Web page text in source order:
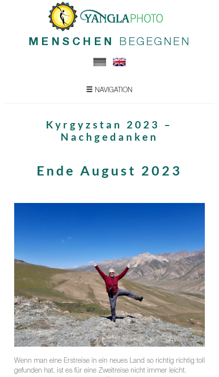
MENSCHEN BEGEGNEN
NAVIGATION
Kyrgyzstan 2023 –
Nachgedanken
Ende August 2023
Wenn man eine Erstreise in ein neues Land so richtig richtig toll
gefunden hat, ist es für eine Zweitreise nicht immer leicht.